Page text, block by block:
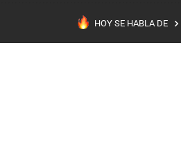
HOY SE HABLA DE